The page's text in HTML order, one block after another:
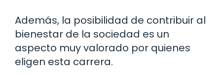
Además, la posibilidad de contribuir al
bienestar de la sociedad es un
aspecto muy valorado por quienes
eligen esta carrera.